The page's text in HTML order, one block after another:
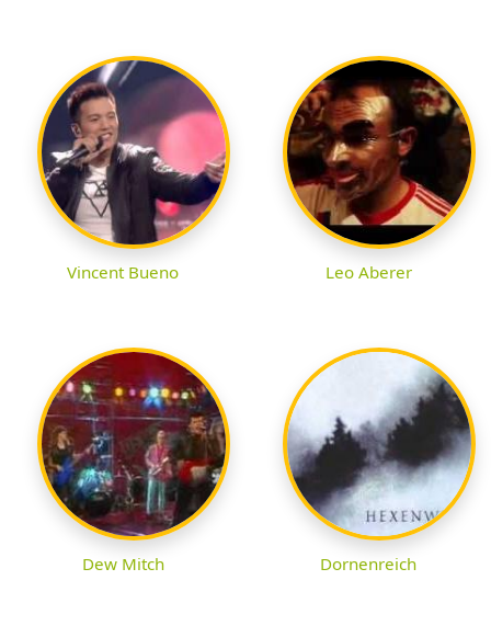
Vincent Bueno Leo Aberer
Dew Mitch Dornenreich